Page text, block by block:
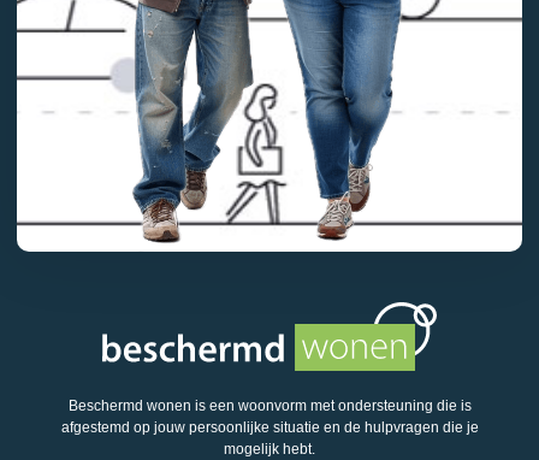
Beschermd wonen is een woonvorm met ondersteuning die is
afgestemd op jouw persoonlijke situatie en de hulpvragen die je
mogelijk hebt.